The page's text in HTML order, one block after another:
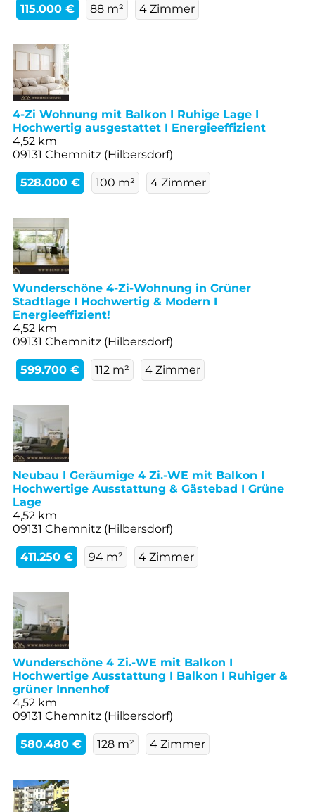
115.000 € 88 m² 4 Zimmer
4-Zi Wohnung mit Balkon I Ruhige Lage I
Hochwertig ausgestattet I Energieeffizient
4,52 km
09131 Chemnitz (Hilbersdorf)
528.000 € 100 m² 4 Zimmer
Wunderschöne 4-Zi-Wohnung in Grüner
Stadtlage I Hochwertig & Modern I
Energieeffizient!
4,52 km
09131 Chemnitz (Hilbersdorf)
599.700 € 112 m² 4 Zimmer
Neubau I Geräumige 4 Zi.-WE mit Balkon I
Hochwertige Ausstattung & Gästebad I Grüne
Lage
4,52 km
09131 Chemnitz (Hilbersdorf)
411.250 € 94 m² 4 Zimmer
Wunderschöne 4 Zi.-WE mit Balkon I
Hochwertige Ausstattung I Balkon I Ruhiger &
grüner Innenhof
4,52 km
09131 Chemnitz (Hilbersdorf)
580.480 € 128 m² 4 Zimmer